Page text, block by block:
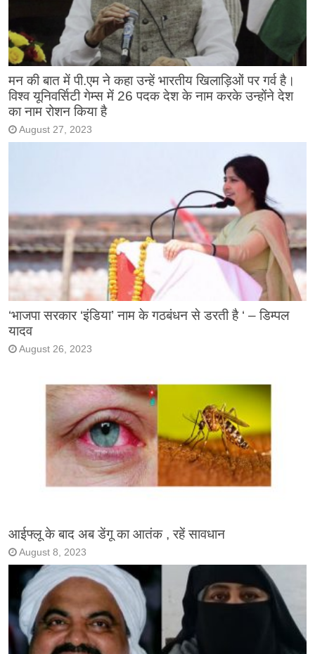
मन की बात में पी.एम ने कहा उन्हें भारतीय खिलाड़िओं पर गर्व है।
विश्व यूनिवर्सिटी गेम्स में 26 पदक देश के नाम करके उन्होंने देश
का नाम रोशन किया है
August 27, 2023
‘भाजपा सरकार ‘इंडिया’ नाम के गठबंधन से डरती है ‘ – डिम्पल
यादव
August 26, 2023
आईफ्लू के बाद अब डेंगू का आतंक , रहें सावधान
August 8, 2023